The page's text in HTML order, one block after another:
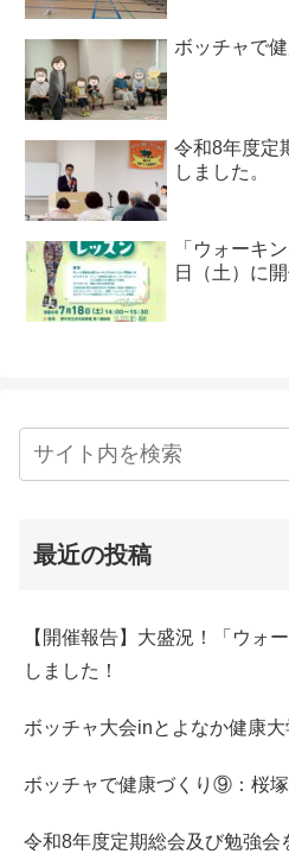
ボッチャで
令和8年度定
しました。
「ウォーキ
日（土）に
最近の投稿
【開催報告】大盛況！「ウォ
しました！
ボッチャ大会inとよなか健康
ボッチャで健康づくり⑨：桜
令和8年度定期総会及び勉強会